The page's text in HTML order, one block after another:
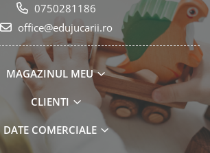
0750281186
office@edujucarii.ro
MAGAZINUL MEU
CLIENTI
DATE COMERCIALE